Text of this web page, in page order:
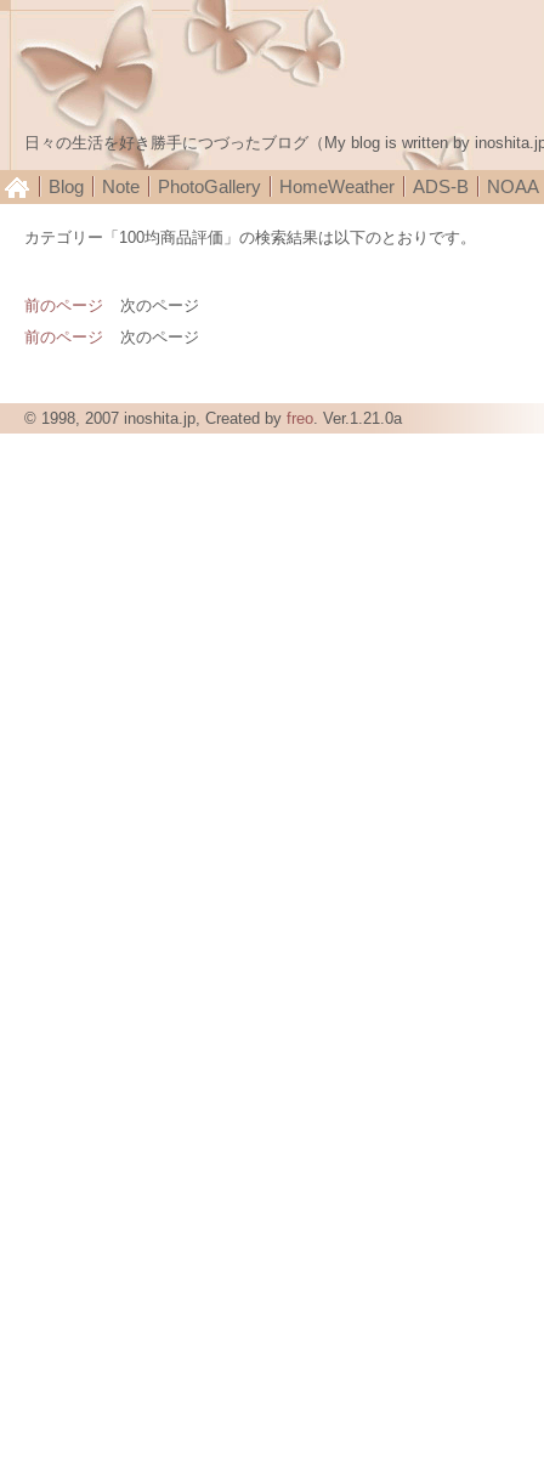
日々の生活を好き勝手につづったブログ（My blog is written by
Blog Note PhotoGallery HomeWeather ADS-B NOAA
カテゴリー「100均商品評価」の検索結果は以下のとおりです。
前のページ
次のページ
前のページ
次のページ
© 1998, 2007 inoshita.jp, Created by freo. Ver.1.21.0a